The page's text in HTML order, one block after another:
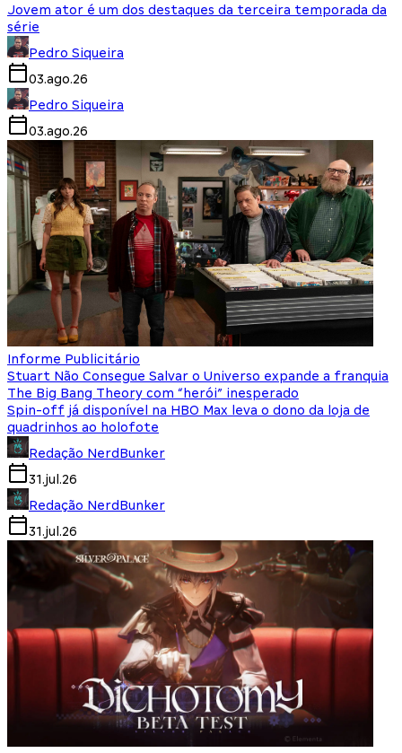
Jovem ator é um dos destaques da terceira temporada da
série
Pedro Siqueira
03.ago.26
Pedro Siqueira
03.ago.26
Informe Publicitário
Stuart Não Consegue Salvar o Universo expande a franquia
The Big Bang Theory com “herói” inesperado
Spin-off já disponível na HBO Max leva o dono da loja de
quadrinhos ao holofote
Redação NerdBunker
31.jul.26
Redação NerdBunker
31.jul.26